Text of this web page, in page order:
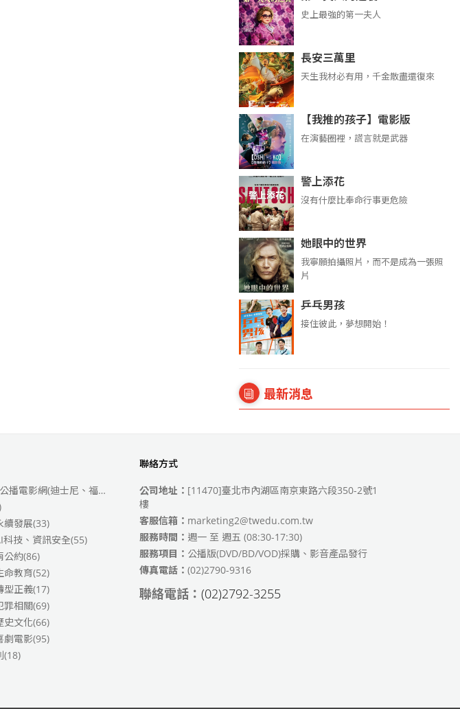
史上最強的第一夫人
長安三萬里
天生我材必有用，千金散盡還復來
【我推的孩子】電影版
在演藝圈裡，謊言就是武器
警上添花
沒有什麼比奉命行事更危險
她眼中的世界
我寧願拍攝照片，而不是成為一張照
片
乒乓男孩
接住彼此，夢想開始！
最新消息
影網(迪士尼、福斯、索尼)
(349)
續發展(33)
科技、資訊安全(55)
公約(86)
命教育(52)
型正義(17)
罪相關(69)
史文化(66)
劇電影(95)
(18)
聯絡方式
公司地址： [11470]臺北市內湖區南京東路六段350-2號1
樓
客服信箱： marketing2@twedu.com.tw
服務時間： 週一 至 週五 (08:30-17:30)
服務項目： 公播版(DVD/BD/VOD)採購、影音產品發行
傳真電話： (02)2790-9316
聯絡電話： (02)2792-3255